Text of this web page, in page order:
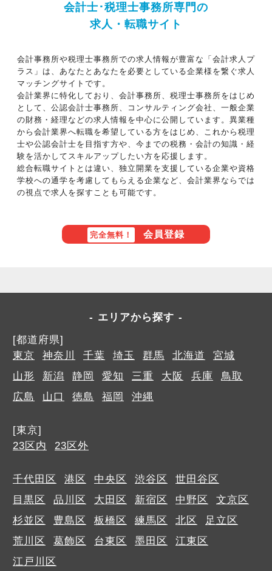
会計士･税理士事務所専門の
求人・転職サイト
会計事務所や税理士事務所での求人情報が豊富な「会計求人プ
ラス」は、あなたとあなたを必要としている企業様を繋ぐ求人
マッチングサイトです。
会計業界に特化しており、会計事務所、税理士事務所をはじめ
として、公認会計士事務所、コンサルティング会社、一般企業
の財務・経理などの求人情報を中心に公開しています。異業種
から会計業界へ転職を希望している方をはじめ、これから税理
士や公認会計士を目指す方や、今までの税務・会計の知識・経
験を活かしてスキルアップしたい方を応援します。
総合転職サイトとは違い、独立開業を支援している企業や資格
学校への通学を考慮してもらえる企業など、会計業界ならでは
の視点で求人を探すことも可能です。
完全無料！ 会員登録
エリアから探す
[都道府県]
東京
神奈川 千葉 埼玉 群馬 北海道
宮城
山形
新潟 静岡 愛知 三重 大阪 兵庫
鳥取
広島
山口 徳島 福岡 沖縄
[東京]
23区内
23区外
千代田区 港区 中央区 渋谷区
世田谷区
目黒区
品川区 大田区 新宿区 中野区
文京区
杉並区
豊島区 板橋区 練馬区 北区
足立区
荒川区
葛飾区 台東区 墨田区
江東区
江戸川区